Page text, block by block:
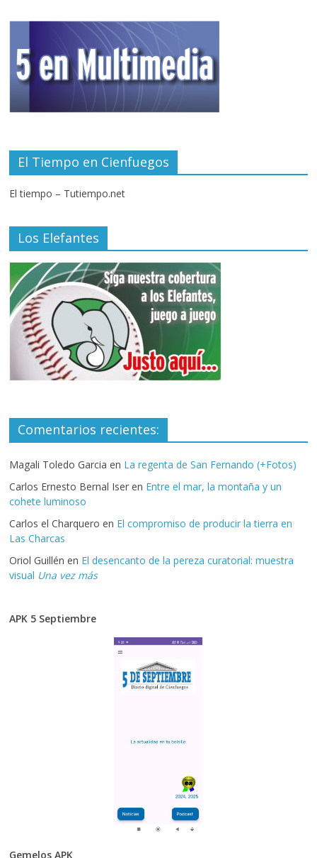
El Tiempo en Cienfuegos
El tiempo – Tutiempo.net
Los Elefantes
Comentarios recientes:
Magali Toledo Garcia en La regenta de San Fernando (+Fotos)
Carlos Ernesto Bernal Iser en Entre el mar, la montaña y un
cohete luminoso
Carlos el Charquero en El compromiso de producir la tierra en
Las Charcas
Oriol Guillén en El desencanto de la pereza curatorial: muestra
visual Una vez más
APK 5 Septiembre
Gemelos APK